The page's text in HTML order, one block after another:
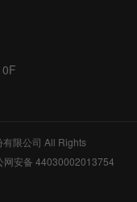
限公司 All Rights
网安备 44030002013754